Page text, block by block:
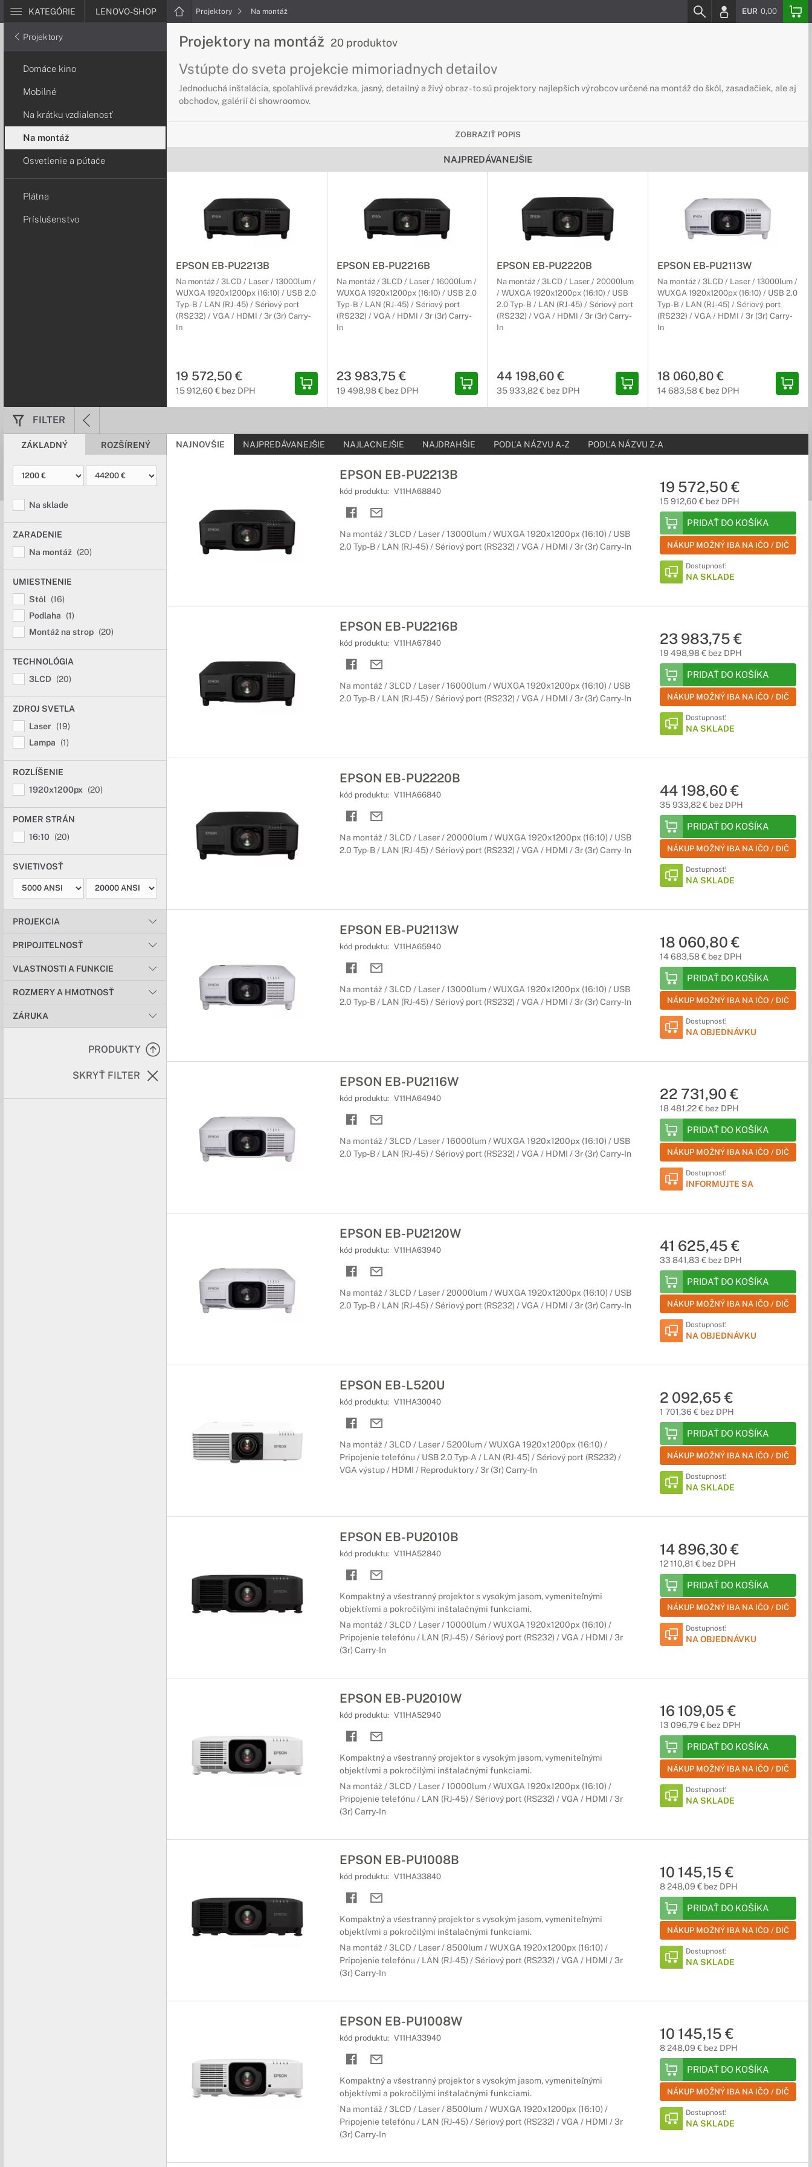
KATEGÓRIE LENOVO-SHOP Projektory Na montáž EUR 0,00
Projektory
Domáce kino
Mobilné
Na krátku vzdialenosť
Na montáž
Osvetlenie a pútače
Plátna
Príslušenstvo
Projektory na montáž 20 produktov
Vstúpte do sveta projekcie mimoriadnych detailov
Jednoduchá inštalácia, spoľahlivá prevádzka, jasný, detailný a živý obraz - to sú projektory najlepších výrobcov určené na montáž do škôl, zasadačiek, ale aj
obchodov, galérií či showroomov.
ZOBRAZIŤ POPIS
NAJPREDÁVANEJŠIE
EPSON EB-PU2213B
Na montáž / 3LCD / Laser / 13000lum /
WUXGA 1920x1200px (16:10) / USB 2.0
Typ-B / LAN (RJ-45) / Sériový port
(RS232) / VGA / HDMI / 3r (3r) Carry-
In
19 572,50 €
15 912,60 € bez DPH
EPSON EB-PU2216B
Na montáž / 3LCD / Laser / 16000lum /
WUXGA 1920x1200px (16:10) / USB 2.0
Typ-B / LAN (RJ-45) / Sériový port
(RS232) / VGA / HDMI / 3r (3r) Carry-
In
23 983,75 €
19 498,98 € bez DPH
EPSON EB-PU2220B
Na montáž / 3LCD / Laser / 20000lum
/ WUXGA 1920x1200px (16:10) / USB
2.0 Typ-B / LAN (RJ-45) / Sériový port
(RS232) / VGA / HDMI / 3r (3r) Carry-
In
44 198,60 €
35 933,82 € bez DPH
EPSON EB-PU2113W
Na montáž / 3LCD / Laser / 13000lum /
WUXGA 1920x1200px (16:10) / USB 2.0
Typ-B / LAN (RJ-45) / Sériový port
(RS232) / VGA / HDMI / 3r (3r) Carry-
In
18 060,80 €
14 683,58 € bez DPH
FILTER
ZÁKLADNÝ ROZŠÍRENÝ
Na sklade
ZARADENIE
Na montáž (20)
UMIESTNENIE
Stôl
(16)
Podlaha
(1)
Montáž na strop (20)
TECHNOLÓGIA
3LCD (20)
ZDROJ SVETLA
Laser (19)
Lampa
(1)
ROZLÍŠENIE
1920x1200px
(20)
POMER STRÁN
16:10
(20)
SVIETIVOSŤ
PROJEKCIA
PRIPOJITELNOSŤ
VLASTNOSTI A FUNKCIE
ROZMERY A HMOTNOSŤ
ZÁRUKA
PRODUKTY
SKRYŤ FILTER
NAJNOVŠIE NAJPREDÁVANEJŠIE NAJLACNEJŠIE NAJDRAHŠIE PODĽA NÁZVU A-Z PODĽA NÁZVU Z-A
EPSON EB-PU2213B
kód produktu: V11HA68840
Na montáž / 3LCD / Laser / 13000lum / WUXGA 1920x1200px (16:10) / USB
2.0 Typ-B / LAN (RJ-45) / Sériový port (RS232) / VGA / HDMI / 3r (3r) Carry-In
19 572,50 €
15 912,60 € bez DPH
PRIDAŤ DO KOŠÍKA
NÁKUP MOŽNÝ IBA NA IČO / DIČ
Dostupnosť:
NA SKLADE
EPSON EB-PU2216B
kód produktu: V11HA67840
Na montáž / 3LCD / Laser / 16000lum / WUXGA 1920x1200px (16:10) / USB
2.0 Typ-B / LAN (RJ-45) / Sériový port (RS232) / VGA / HDMI / 3r (3r) Carry-In
23 983,75 €
19 498,98 € bez DPH
PRIDAŤ DO KOŠÍKA
NÁKUP MOŽNÝ IBA NA IČO / DIČ
Dostupnosť:
NA SKLADE
EPSON EB-PU2220B
kód produktu: V11HA66840
Na montáž / 3LCD / Laser / 20000lum / WUXGA 1920x1200px (16:10) / USB
2.0 Typ-B / LAN (RJ-45) / Sériový port (RS232) / VGA / HDMI / 3r (3r) Carry-In
44 198,60 €
35 933,82 € bez DPH
PRIDAŤ DO KOŠÍKA
NÁKUP MOŽNÝ IBA NA IČO / DIČ
Dostupnosť:
NA SKLADE
EPSON EB-PU2113W
kód produktu: V11HA65940
Na montáž / 3LCD / Laser / 13000lum / WUXGA 1920x1200px (16:10) / USB
2.0 Typ-B / LAN (RJ-45) / Sériový port (RS232) / VGA / HDMI / 3r (3r) Carry-In
18 060,80 €
14 683,58 € bez DPH
PRIDAŤ DO KOŠÍKA
NÁKUP MOŽNÝ IBA NA IČO / DIČ
Dostupnosť:
NA OBJEDNÁVKU
EPSON EB-PU2116W
kód produktu: V11HA64940
Na montáž / 3LCD / Laser / 16000lum / WUXGA 1920x1200px (16:10) / USB
2.0 Typ-B / LAN (RJ-45) / Sériový port (RS232) / VGA / HDMI / 3r (3r) Carry-In
22 731,90 €
18 481,22 € bez DPH
PRIDAŤ DO KOŠÍKA
NÁKUP MOŽNÝ IBA NA IČO / DIČ
Dostupnosť:
INFORMUJTE SA
EPSON EB-PU2120W
kód produktu: V11HA63940
Na montáž / 3LCD / Laser / 20000lum / WUXGA 1920x1200px (16:10) / USB
2.0 Typ-B / LAN (RJ-45) / Sériový port (RS232) / VGA / HDMI / 3r (3r) Carry-In
41 625,45 €
33 841,83 € bez DPH
PRIDAŤ DO KOŠÍKA
NÁKUP MOŽNÝ IBA NA IČO / DIČ
Dostupnosť:
NA OBJEDNÁVKU
EPSON EB-L520U
kód produktu: V11HA30040
Na montáž / 3LCD / Laser / 5200lum / WUXGA 1920x1200px (16:10) /
Pripojenie telefónu / USB 2.0 Typ-A / LAN (RJ-45) / Sériový port (RS232) /
VGA výstup / HDMI / Reproduktory / 3r (3r) Carry-In
2 092,65 €
1 701,36 € bez DPH
PRIDAŤ DO KOŠÍKA
NÁKUP MOŽNÝ IBA NA IČO / DIČ
Dostupnosť:
NA SKLADE
EPSON EB-PU2010B
kód produktu: V11HA52840
Kompaktný a všestranný projektor s vysokým jasom, vymeniteľnými
objektívmi a pokročilými inštalačnými funkciami.
Na montáž / 3LCD / Laser / 10000lum / WUXGA 1920x1200px (16:10) /
Pripojenie telefónu / LAN (RJ-45) / Sériový port (RS232) / VGA / HDMI / 3r
(3r) Carry-In
14 896,30 €
12 110,81 € bez DPH
PRIDAŤ DO KOŠÍKA
NÁKUP MOŽNÝ IBA NA IČO / DIČ
Dostupnosť:
NA OBJEDNÁVKU
EPSON EB-PU2010W
kód produktu: V11HA52940
Kompaktný a všestranný projektor s vysokým jasom, vymeniteľnými
objektívmi a pokročilými inštalačnými funkciami.
Na montáž / 3LCD / Laser / 10000lum / WUXGA 1920x1200px (16:10) /
Pripojenie telefónu / LAN (RJ-45) / Sériový port (RS232) / VGA / HDMI / 3r
(3r) Carry-In
16 109,05 €
13 096,79 € bez DPH
PRIDAŤ DO KOŠÍKA
NÁKUP MOŽNÝ IBA NA IČO / DIČ
Dostupnosť:
NA SKLADE
EPSON EB-PU1008B
kód produktu: V11HA33840
Kompaktný a všestranný projektor s vysokým jasom, vymeniteľnými
objektívmi a pokročilými inštalačnými funkciami.
Na montáž / 3LCD / Laser / 8500lum / WUXGA 1920x1200px (16:10) /
Pripojenie telefónu / LAN (RJ-45) / Sériový port (RS232) / VGA / HDMI / 3r
(3r) Carry-In
10 145,15 €
8 248,09 € bez DPH
PRIDAŤ DO KOŠÍKA
NÁKUP MOŽNÝ IBA NA IČO / DIČ
Dostupnosť:
NA SKLADE
EPSON EB-PU1008W
kód produktu: V11HA33940
Kompaktný a všestranný projektor s vysokým jasom, vymeniteľnými
objektívmi a pokročilými inštalačnými funkciami.
Na montáž / 3LCD / Laser / 8500lum / WUXGA 1920x1200px (16:10) /
Pripojenie telefónu / LAN (RJ-45) / Sériový port (RS232) / VGA / HDMI / 3r
(3r) Carry-In
10 145,15 €
8 248,09 € bez DPH
PRIDAŤ DO KOŠÍKA
NÁKUP MOŽNÝ IBA NA IČO / DIČ
Dostupnosť:
NA SKLADE